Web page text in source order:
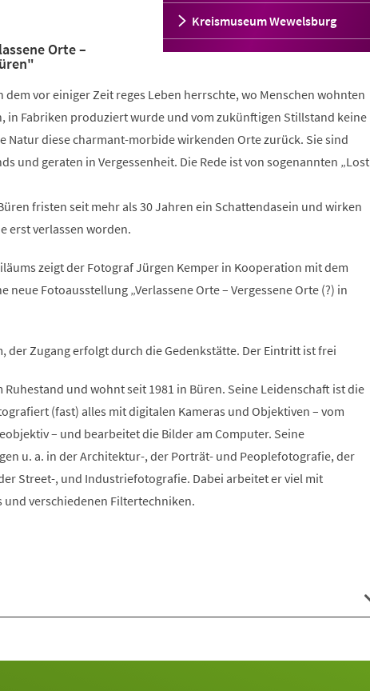
Kreismuseum Wewelsburg
Orte –
dem vor einiger Zeit reges Leben herrschte, wo Menschen wohnten
in Fabriken produziert wurde und vom zukünftigen Stillstand keine
Natur diese charmant-morbide wirkenden Orte zurück. Sie sind
und geraten in Vergessenheit. Die Rede ist von sogenannten „Lost
fristen seit mehr als 30 Jahren ein Schattendasein und wirken
erst verlassen worden.
zeigt der Fotograf Jürgen Kemper in Kooperation mit dem
neue Fotoausstellung „Verlassene Orte – Vergessene Orte (?) in
der Zugang erfolgt durch die Gedenkstätte. Der Eintritt ist frei
und wohnt seit 1981 in Büren. Seine Leidenschaft ist die
(fast) alles mit digitalen Kameras und Objektiven – vom
– und bearbeitet die Bilder am Computer. Seine
u. a. in der Architektur-, der Porträt- und Peoplefotografie, der
Street-, und Industriefotografie. Dabei arbeitet er viel mit
verschiedenen Filtertechniken.